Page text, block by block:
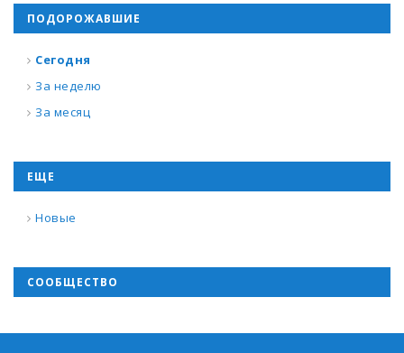
ПОДОРОЖАВШИЕ
Сегодня
За неделю
За месяц
ЕЩЕ
Новые
СООБЩЕСТВО